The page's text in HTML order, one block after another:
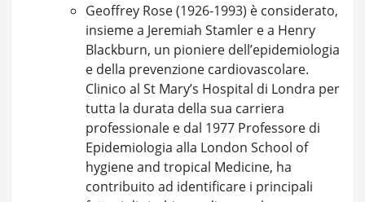
Geoffrey Rose (1926-1993) è considerato,
insieme a Jeremiah Stamler e a Henry
Blackburn, un pioniere dell’epidemiologia
e della prevenzione cardiovascolare.
Clinico al St Mary’s Hospital di Londra per
tutta la durata della sua carriera
professionale e dal 1977 Professore di
Epidemiologia alla London School of
hygiene and tropical Medicine, ha
contribuito ad identificare i principali